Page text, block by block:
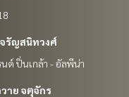
รัญสนิทวงศ์
นด์ ปิ่นเกล้า - อัลพีน่า
าย จตุจักร